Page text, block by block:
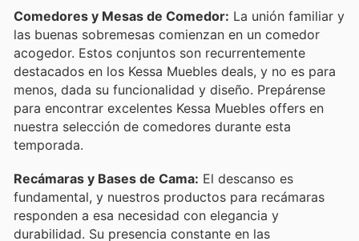
Comedores y Mesas de Comedor: La unión familiar y
las buenas sobremesas comienzan en un comedor
acogedor. Estos conjuntos son recurrentemente
destacados en los Kessa Muebles deals, y no es para
menos, dada su funcionalidad y diseño. Prepárense
para encontrar excelentes Kessa Muebles offers en
nuestra selección de comedores durante esta
temporada.
Recámaras y Bases de Cama: El descanso es
fundamental, y nuestros productos para recámaras
responden a esa necesidad con elegancia y
durabilidad. Su presencia constante en las